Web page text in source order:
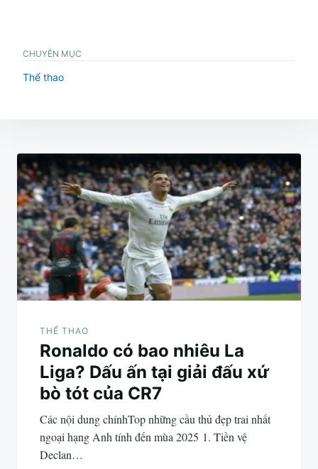
CHUYÊN MỤC
Thể thao
Điều
hướng
bài
viết
THỂ THAO
Ronaldo có bao nhiêu La
Liga? Dấu ấn tại giải đấu xứ
bò tót của CR7
Các nội dung chínhTop những cầu thủ đẹp trai nhất
ngoại hạng Anh tính đến mùa 2025 1. Tiền vệ
Declan…